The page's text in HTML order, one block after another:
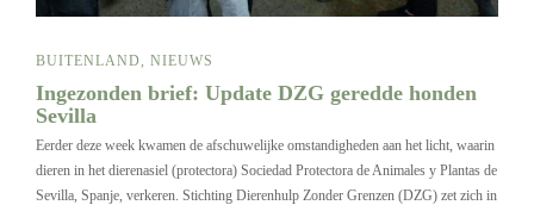
BUITENLAND, NIEUWS
Ingezonden brief: Update DZG geredde honden
Sevilla
Eerder deze week kwamen de afschuwelijke omstandigheden aan het licht, waarin
dieren in het dierenasiel (protectora) Sociedad Protectora de Animales y Plantas de
Sevilla, Spanje, verkeren. Stichting Dierenhulp Zonder Grenzen (DZG) zet zich in